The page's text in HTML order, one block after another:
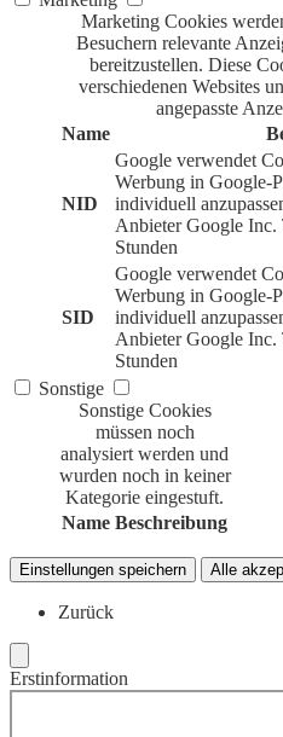
Marketing Cookies
Besuchern relevante
bereitzustellen. Diese
verschiedenen Websites
angepasste
Name
NID
Google verwendet
Werbung in Google-
individuell
Anbieter Google Inc.
Stunden
SID
Google verwendet
Werbung in Google-
individuell
Anbieter Google Inc.
Stunden
Sonstige
Sonstige Cookies
müssen noch
analysiert werden und
wurden noch in keiner
Kategorie eingestuft.
Name Beschreibung
Einstellungen speichern Alle
Zurück
Erstinformation